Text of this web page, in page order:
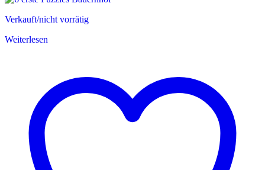
Verkauft/nicht vorrätig
Weiterlesen